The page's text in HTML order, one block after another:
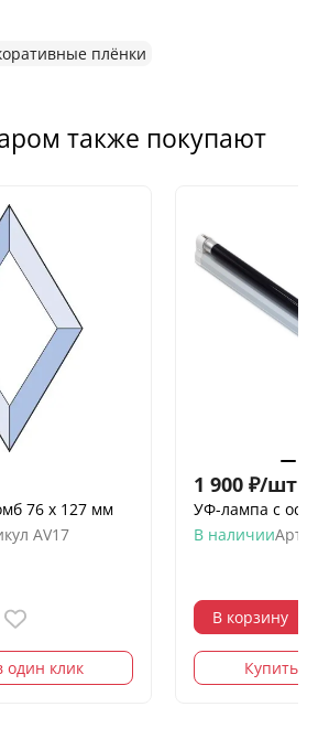
плёнки
также покупают
76 х 127 мм
AV17
один клик
1 900 ₽/шт.
УФ-лампа с
В наличии
В корзину
Купить в